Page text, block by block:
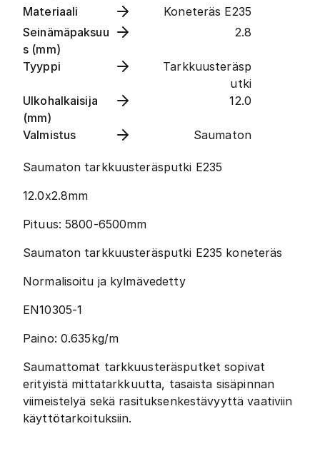
Materiaali
Koneteräs E235
Seinämäpaksuu
s (mm)
2.8
Tyyppi
Tarkkuusteräsp
utki
Ulkohalkaisija
(mm)
12.0
Valmistus Saumaton
Saumaton tarkkuusteräsputki E235
12.0x2.8mm
Pituus: 5800-6500mm
Saumaton tarkkuusteräsputki E235 koneteräs
Normalisoitu ja kylmävedetty
EN10305-1
Paino: 0.635kg/m
Saumattomat tarkkuusteräsputket sopivat
erityistä mittatarkkuutta, tasaista sisäpinnan
viimeistelyä sekä rasituksenkestävyyttä vaativiin
käyttötarkoituksiin.